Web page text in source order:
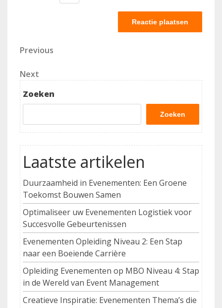
Berichtnavigatie
Previous
Previous
Next
Post
Next
Zoeken
Zoeken
Laatste artikelen
Duurzaamheid in Evenementen: Een Groene
Toekomst Bouwen Samen
Optimaliseer uw Evenementen Logistiek voor
Succesvolle Gebeurtenissen
Evenementen Opleiding Niveau 2: Een Stap
naar een Boeiende Carrière
Opleiding Evenementen op MBO Niveau 4: Stap
in de Wereld van Event Management
Creatieve Inspiratie: Evenementen Thema’s die